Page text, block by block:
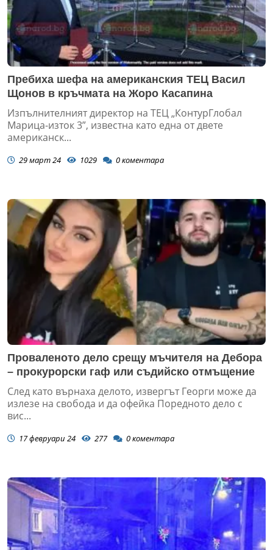
Пребиха шефа на американския ТЕЦ Васил
Щонов в кръчмата на Жоро Касапина
Изпълнителният директор на ТЕЦ „КонтурГлобал
Марица-изток 3”, известна като една от двете
американск...
29 март 24 1029 0коментара
Проваленото дело срещу мъчителя на Дебора
– прокурорски гаф или съдийско отмъщение
След като върнаха делото, извергът Георги може да
излезе на свобода и да офейка Поредното дело с
вис...
17 февруари 24 277 0коментара